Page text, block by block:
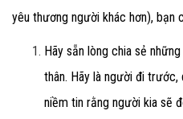
yêu thương người khác hơn), bạn
Hãy sẵn lòng chia sẻ
thân. Hãy là người đi
niềm tin rằng người kia sẽ